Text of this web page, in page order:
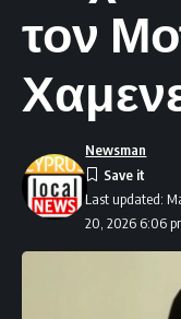
τον
Last updated:
20, 2026 6:06
Newsman